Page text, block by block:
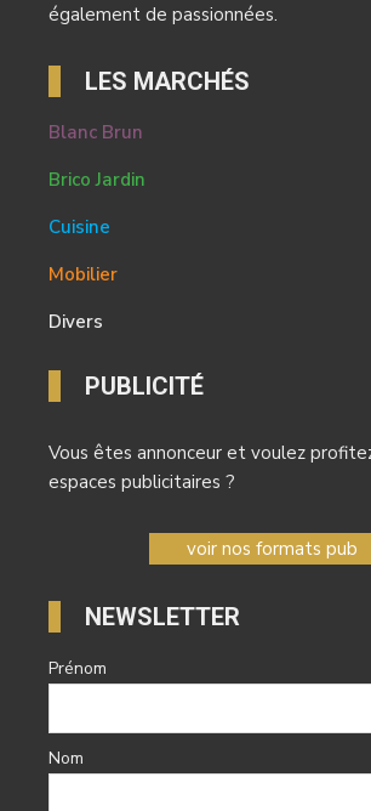
également de passionnées.
LES MARCHÉS
Blanc Brun
Brico Jardin
Cuisine
Mobilier
Divers
PUBLICITÉ
Vous êtes annonceur et voulez
espaces publicitaires ?
voir nos formats pub
NEWSLETTER
Prénom
Nom